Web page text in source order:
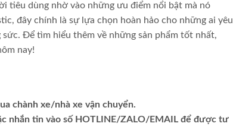
tiêu dùng nhờ vào những ưu điểm nổi bật mà nó
đây chính là sự lựa chọn hoàn hảo cho những ai yêu
Để tìm hiểu thêm về những sản phẩm tốt nhất,
nay!
chành xe/nhà xe vận chuyển.
nhắn tin vào số HOTLINE/ZALO/EMAIL để được tư